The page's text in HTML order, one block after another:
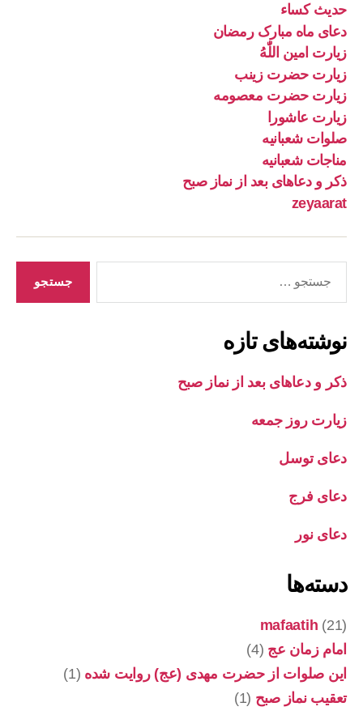
حدیث کساء
دعای ماه مبارک رمضان
زیارت امین اللّٰهُ
زیارت حضرت زینب
زیارت حضرت معصومه
زیارت عاشورا
صلوات شعبانیه
مناجات شعبانیه
ذکر و دعاهای بعد از نماز صبح
zeyaarat
نوشته‌های تازه
ذکر و دعاهای بعد از نماز صبح
زیارت روز جمعه
دعای توسل
دعای فرج
دعای نور
دسته‌ها
mafaatih (21)
امام زمان عج (4)
این صلوات از حضرت مهدی (عج) روایت شده (1)
تعقیب نماز صبح (1)